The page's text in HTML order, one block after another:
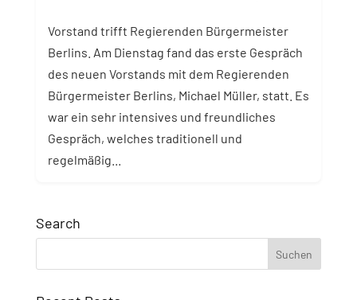
Vorstand trifft Regierenden Bürgermeister
Berlins. Am Dienstag fand das erste Gespräch
des neuen Vorstands mit dem Regierenden
Bürgermeister Berlins, Michael Müller, statt. Es
war ein sehr intensives und freundliches
Gespräch, welches traditionell und
regelmäßig...
Search